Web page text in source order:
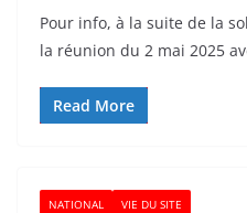
Pour info, à la suite de la
la réunion du 2 mai 2025
Read More
NATIONAL VIE DU SITE